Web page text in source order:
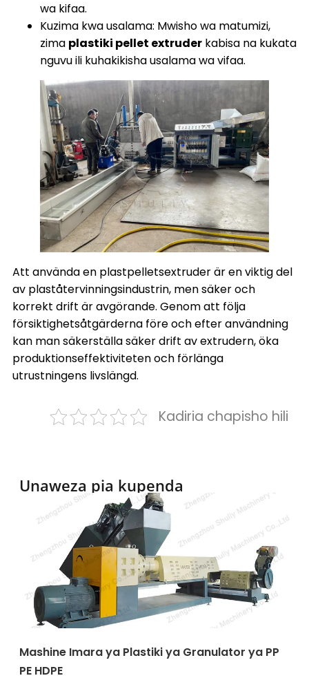
wa kifaa.
Kuzima kwa usalama: Mwisho wa matumizi,
zima plastiki pellet extruder kabisa na kukata
nguvu ili kuhakikisha usalama wa vifaa.
Att använda en plastpelletsextruder är en viktig del
av plaståtervinningsindustrin, men säker och
korrekt drift är avgörande. Genom att följa
försiktighetsåtgärderna före och efter användning
kan man säkerställa säker drift av extrudern, öka
produktionseffektiviteten och förlänga
utrustningens livslängd.
Kadiria chapisho hili
Unaweza pia kupenda
Mashine Imara ya Plastiki ya Granulator ya PP
PE HDPE